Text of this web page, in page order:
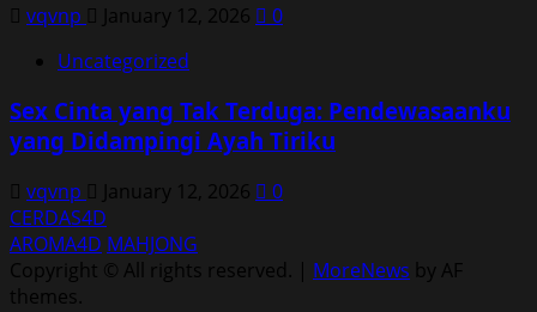
vqvnp January 12, 2026
0
Uncategorized
Sex Cinta yang Tak Terduga: Pendewasaanku
yang Didampingi Ayah Tiriku
vqvnp January 12, 2026
0
CERDAS4D
AROMA4D MAHJONG
Copyright © All rights reserved. | MoreNews by AF
themes.